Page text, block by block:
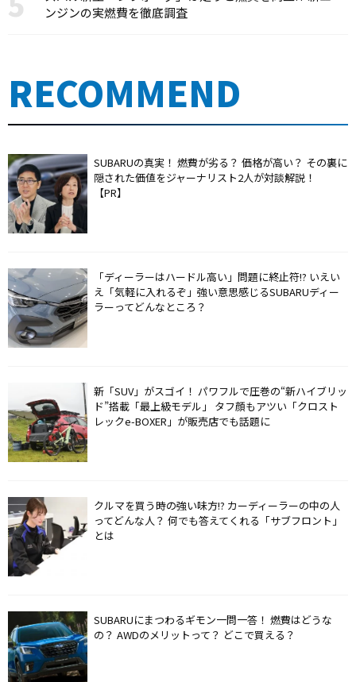
ンジンの実燃費を徹底調査
RECOMMEND
SUBARUの真実！ 燃費が劣る？ 価格が高い？ その裏に
隠された価値をジャーナリスト2人が対談解説！
【PR】
「ディーラーはハードル高い」問題に終止符!? いえい
え「気軽に入れるぞ」強い意思感じるSUBARUディー
ラーってどんなところ？
新「SUV」がスゴイ！ パワフルで圧巻の“新ハイブリッ
ド”搭載「最上級モデル」 タフ顔もアツい「クロスト
レックe-BOXER」が販売店でも話題に
クルマを買う時の強い味方!? カーディーラーの中の人
ってどんな人？ 何でも答えてくれる「サブフロント」
とは
SUBARUにまつわるギモン一問一答！ 燃費はどうな
の？ AWDのメリットって？ どこで買える？